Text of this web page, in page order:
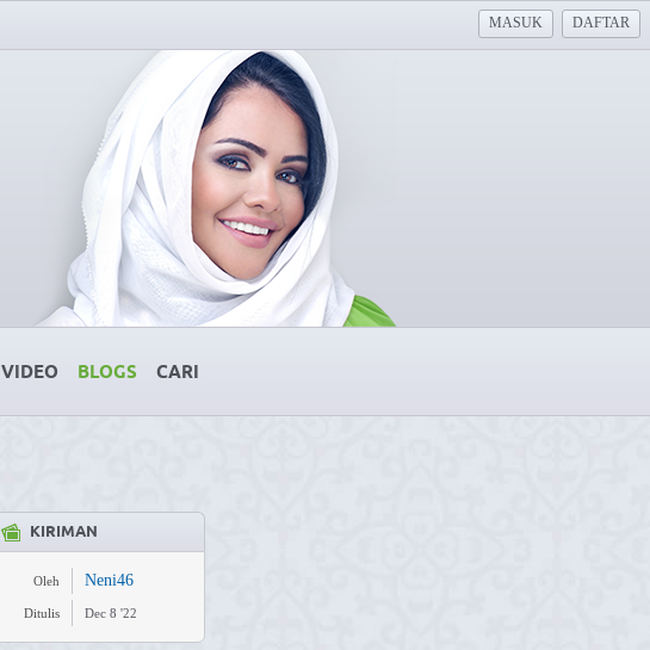
MASUK DAFTAR
VIDEO BLOGS CARI
KIRIMAN
Oleh Neni46
Ditulis Dec 8 '22